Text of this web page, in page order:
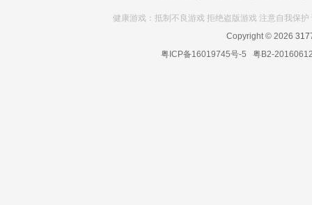
健康游戏：抵制不良游戏 拒绝盗版游戏 注意自我保
Copyright © 2026
粤ICP备16019745号-5 粤B2-